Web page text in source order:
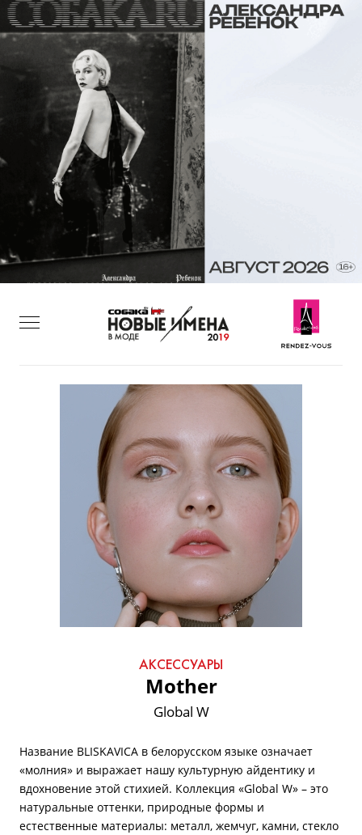
АКСЕССУАРЫ
Mother
Global W
Название BLISKAVICA в белорусском языке означает
«молния» и выражает нашу культурную айдентику и
вдохновение этой стихией. Коллекция «Global W» – это
натуральные оттенки, природные формы и
естественные материалы: металл, жемчуг, камни, стекло